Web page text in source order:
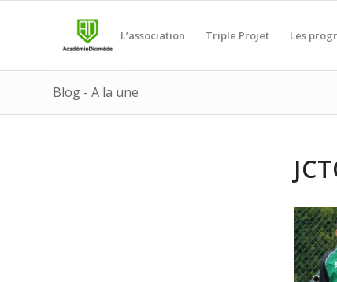
L’association Triple Projet Les
Blog - A la une